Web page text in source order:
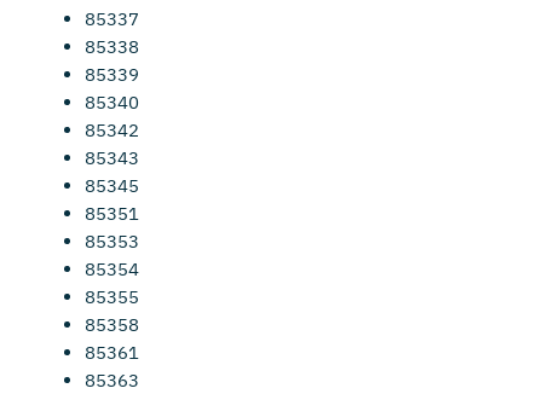
85337
85338
85339
85340
85342
85343
85345
85351
85353
85354
85355
85358
85361
85363